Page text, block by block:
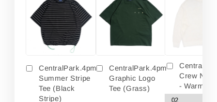
CentralPark.4pm
Summer Stripe
Tee (Black
Stripe)
CentralPark.4pm
Graphic Logo
Tee (Grass)
Crew
- Warm